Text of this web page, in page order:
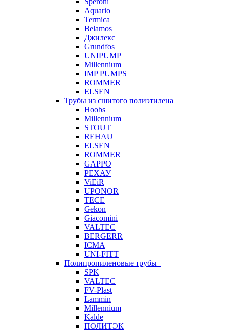
Aquario
Termica
Belamos
Джилекс
Grundfos
UNIPUMP
Millennium
IMP PUMPS
ROMMER
ELSEN
Трубы из сшитого полиэтилена
Hoobs
Millennium
STOUT
REHAU
ELSEN
ROMMER
GAPPO
РЕХАУ
ViEiR
UPONOR
TECE
Gekon
Giacomini
VALTEC
BERGERR
ICMA
UNI-FITT
Полипропиленовые трубы
SPK
VALTEC
FV-Plast
Lammin
Millennium
Kalde
ПОЛИТЭК